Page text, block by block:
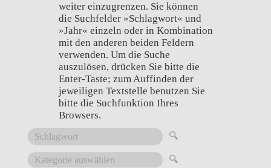
weiter einzugrenzen. Sie können
die Suchfelder »Schlagwort« und
»Jahr« einzeln oder in Kombination
mit den anderen beiden Feldern
verwenden. Um die Suche
auszulösen, drücken Sie bitte die
Enter-Taste; zum Auffinden der
jeweiligen Textstelle benutzen Sie
bitte die Suchfunktion Ihres
Browsers.